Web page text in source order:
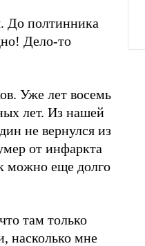
До полтинника
Дело-то
Уже лет восемь
лет. Из нашей
не вернулся из
от инфаркта
можно еще долго
там только
насколько мне